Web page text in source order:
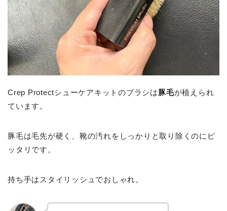
Crep Protectシューケアキットのブラシは豚毛が植えられ
ています。
豚毛は毛先が硬く、靴の汚れをしっかりと取り除くのにピ
ッタリです。
持ち手はスタイリッシュでおしゃれ。